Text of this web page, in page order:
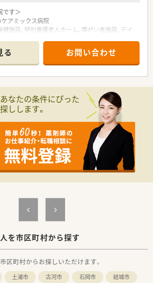
です＞
アミックス病院
施設、特別養護老人ホーム、障がい者施設、デイ
厚生＞
り、24時間利用できます
り
に患者様の薬や状況をフィードバックする機会
療に携わることができます
る雰囲気で、穏やかな方が多い職場です
院とのWワークが許可されており、他でやりたい
・収入を増やしたい方にもおすすめ
の調剤業務に加え、老健の入所者様の調剤業務も
9割がた一包化）
剤業務、毎日患者様別に調剤し各病棟へ払い出し
棟は月単位でローテーションしているので、急性期
で幅広く学べます
業務をすべて経験したい方
速いペースで経験していきたい方
好きな方
る お問い合わせ
なたの条件にぴった
しします。
を市区町村から探す
区町村からお探しいただけます。
土浦市 古河市 石岡市 結城市